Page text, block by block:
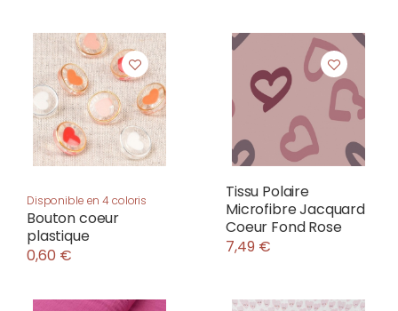
Disponible en 4 coloris
Bouton coeur
plastique
0,60 €
Tissu Polaire
Microfibre Jacquard
Coeur Fond Rose
7,49 €